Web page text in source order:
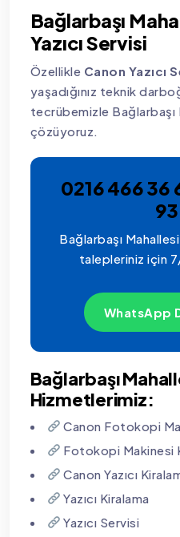
Bağlarbaşı
Yazıcı Servisi
Özellikle Canon Yazıcı
yaşadığınız teknik
tecrübemizle Bağlarbaşı
çözüyoruz.
0216 466 36
Bağlarbaşı
talepleriniz için
WhatsApp
Bağlarbaşı
Hizmetlerimiz:
Canon Fotokopi
Fotokopi Makinesi
Canon Yazıcı
Yazıcı Kiralama
Yazıcı Servisi